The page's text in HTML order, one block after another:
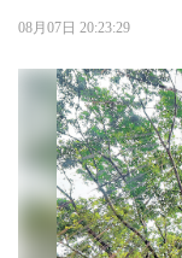
08月07日 20:23:29